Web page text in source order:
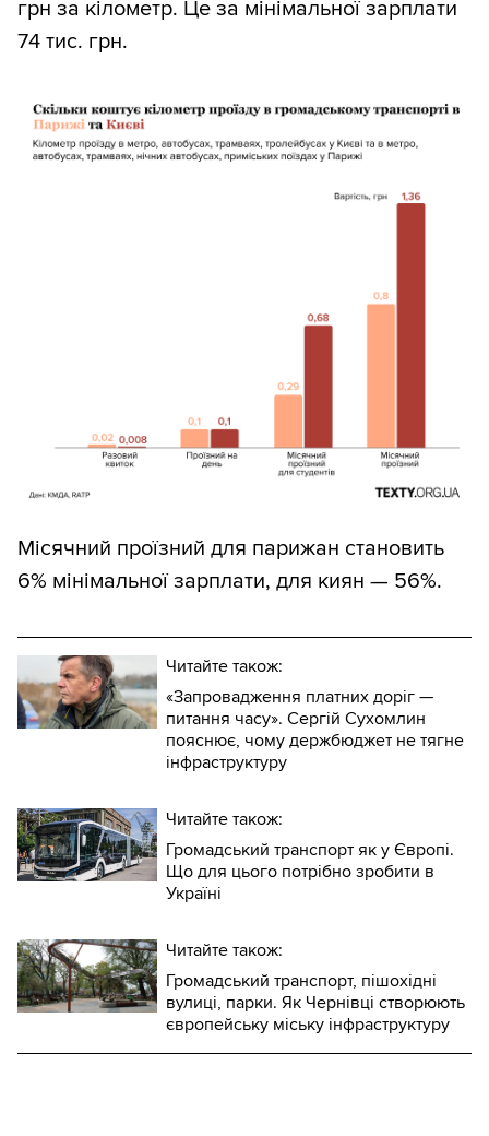
грн за кілометр. Це за мінімальної зарплати
74 тис. грн.
Місячний проїзний для парижан становить
6% мінімальної зарплати, для киян — 56%.
Читайте також:
«Запровадження платних доріг —
питання часу». Сергій Сухомлин
пояснює, чому держбюджет не тягне
інфраструктуру
Читайте також:
Громадський транспорт як у Європі.
Що для цього потрібно зробити в
Україні
Читайте також:
Громадський транспорт, пішохідні
вулиці, парки. Як Чернівці створюють
європейську міську інфраструктуру